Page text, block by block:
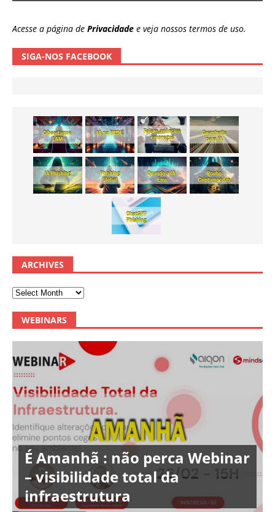
Acesse a página de Privacidade e veja nossos termos de uso.
SIGA-NOS FACEBOOK
ARCHIVES
WEBINARS
É Amanhã : não perca Webinar
– visibilidade total da
infraestrutura